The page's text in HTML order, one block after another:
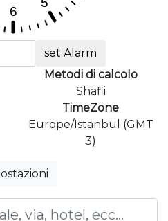
set Alarm
Metodi di calcolo
Shafii
TimeZone
Europe/Istanbul (GMT
3)